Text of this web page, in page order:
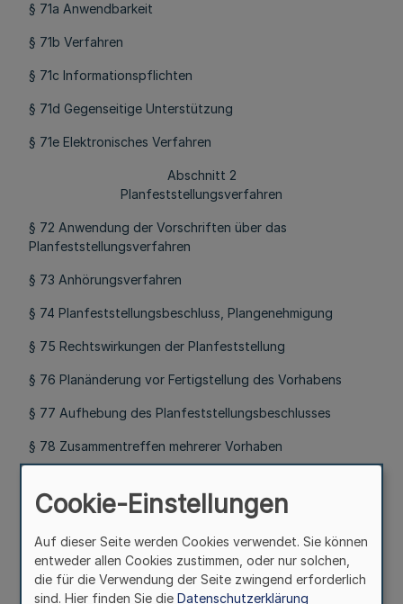
§ 71a Anwendbarkeit
§ 71b Verfahren
§ 71c Informationspflichten
§ 71d Gegenseitige Unterstützung
§ 71e Elektronisches Verfahren
Abschnitt 2
Planfeststellungsverfahren
§ 72 Anwendung der Vorschriften über das
Planfeststellungsverfahren
§ 73 Anhörungsverfahren
§ 74 Planfeststellungsbeschluss, Plangenehmigung
§ 75 Rechtswirkungen der Planfeststellung
§ 76 Planänderung vor Fertigstellung des Vorhabens
§ 77 Aufhebung des Planfeststellungsbeschlusses
§ 78 Zusammentreffen mehrerer Vorhaben
Rechtsbehelfsverfahren
§ 80 Erstattung von Kosten im Vorverfahren
Teil VII
Cookie-Einstellungen
Auf dieser Seite werden Cookies verwendet. Sie können
entweder allen Cookies zustimmen, oder nur solchen,
die für die Verwendung der Seite zwingend erforderlich
sind. Hier finden Sie die Datenschutzerklärung